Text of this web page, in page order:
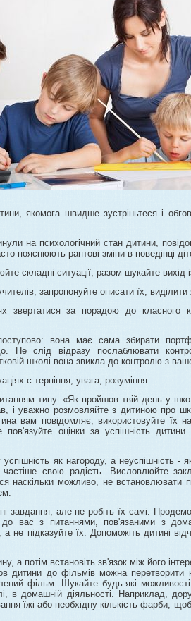
якомога швидше зустріньтеся і
на психологічний стан дитини,
пояснюють раптові зміни в поведінці
складні ситуації, разом шукайте вихід
запропонуйте описати їх, виділити
звертатися за порадою до класного
вона має сама збирати
Не слід відразу послаблювати
школі вона звикла до контролю з
є терпіння, увага, розуміння.
типу: «Як пройшов твій день у
і уважно розмовляйте з дитиною про
вам повідомляє, використовуйте їх
оцінки за успішність
як нагороду, а неуспішність -
свою радість. Висловлюйте
наскільки можливо, не встановлювати
завдання, але не робіть їх самі.
вас з питаннями, пов'язаними з
а не підказуйте їх. Допоможіть дитині
а потім встановіть зв'язок між його
до фільмів можна перетворити
фільм. Шукайте будь-які
в домашній діяльності. Наприклад,
їжі або необхідну кількість фарби,